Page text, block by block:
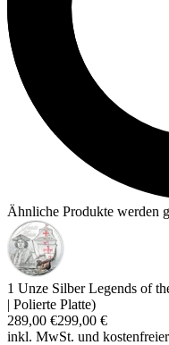
Ähnliche Produkte werden
1 Unze Silber Legends of
| Polierte Platte)
289,00 €299,00 €
inkl. MwSt. und